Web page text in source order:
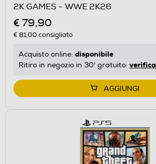
2K GAMES - WWE 2K26
€ 79,90
€ 81,00consigliato
Acquisto online: disponibile
Ritiro in negozio in 30' gratuito: verifica
AGGIUNGI